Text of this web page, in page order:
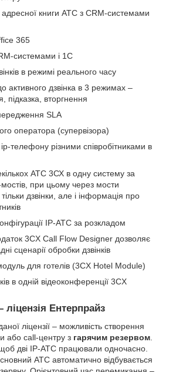
адресної книги АТС з CRM-системами
365
системами і 1С
в режимі реального часу
активного дзвінка в 3 режимах –
підказка, вторгнення
SLA
оператора (супервізора)
телефону різними співробітниками в
АТС 3СХ в одну систему за
при цьому через мости
дзвінки, але і інформація про
IP-АТС за розкладом
3CX Call Flow Designer дозволяє
сценарії обробки дзвінків
для готелів (3CX Hotel Module)
в одній відеоконференції 3CX
Ентерпрайз
ліцензії – можливість створення
або call-центру з гарячим резервом
щоб дві IP-АТС працювали одночасно.
АТС автоматично відбувається